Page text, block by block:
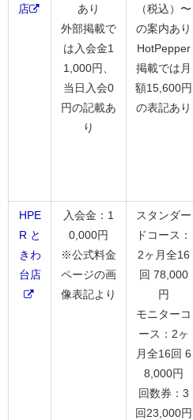
店
あり
外部掲載で
は入会金1
1,000円、
当日入会0
円の記載あ
り
（税込）〜
の案内あり
HotPepper
掲載では月
額15,600円
の表記あり
HPE
R と
きわ
台店
入会金：1
0,000円
※公式料金
ページの画
像表記より
スタンダー
ドコース：
2ヶ月全16
回 78,000
円
モニターコ
ース：2ヶ
月全16回 6
8,000円
回数券：3
回23,000円